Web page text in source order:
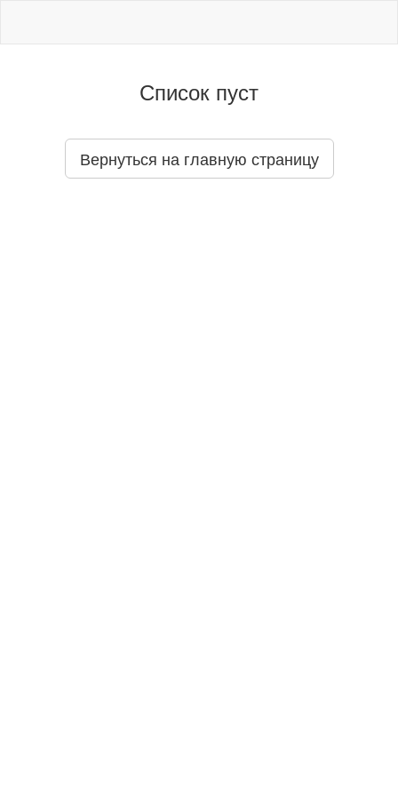
Список пуст
Вернуться на главную страницу